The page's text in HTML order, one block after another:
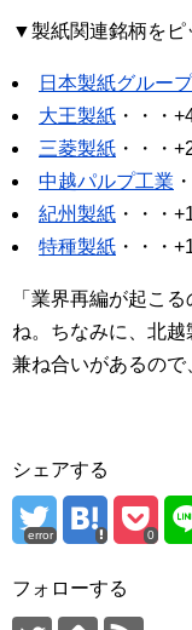
▼製紙関連銘柄をピ
日本製紙グルー
大王製紙 ・・・
三菱製紙 ・・・
中越パルプ工業
紀州製紙 ・・・
特種製紙 ・・・
「業界再編が起こ
ね。ちなみに、北
兼ね合いがあるので
シェアする
error 0
フォローする